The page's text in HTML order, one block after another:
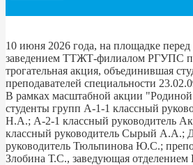
10 июня 2026 года, на площадке
заведением ТТЖТ-филиалом РГУПС
трогательная акция, объединившая
преподавателей специальности
В рамках масштабной акции
студенты групп А-1-1 классный
Н.А.; А-2-1 классный руководитель
классный руководитель Сырый А.А.;
руководитель Тюльпинова Ю.С.;
Злобина Т.С., заведующая отделением